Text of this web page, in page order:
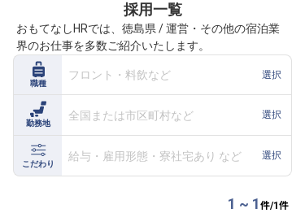
就職・転職 合同説明会
おもてなしHRについて
ご利用の流れ
よくある質問
ホテル・宿泊業界情報コラム
採用一覧
おもてなしHRでは、徳島県 / 運営・その他の宿泊業
界のお仕事を多数ご紹介いたします。
職種
フロント・料飲など 選択
勤務地
全国または市区町村など 選択
こだわり
給与・雇用形態・寮社宅あり など 選択
1 ~ 1 件/1 件